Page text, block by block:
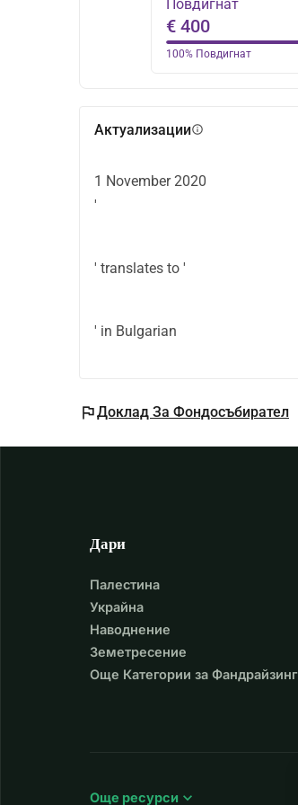
Повдигнат
€ 400
100% Повдигнат
Актуализацииinfo
1 November 2020
'
' translates to '
' in Bulgarian
flagДоклад За Фондосъбирател
Дари
Палестина
Украйна
Наводнение
Земетресение
Още Категории за Фандрайзинг
Още ресурси expand_more